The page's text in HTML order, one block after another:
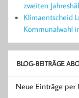
zweiten
Klimaentscheid
Kommunalwahl
BLOG-BEITRÄGE
Neue Einträge per